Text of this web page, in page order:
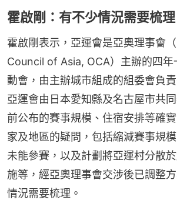
霍啟剛：有不少情況需要梳理
霍啟剛表示，亞運會是亞奧理事會
Council of Asia, OCA）主辦的四年
動會，由主辦城市組成的組委會負
亞運會由日本愛知縣及名古屋市共
前公布的賽事規模、住宿安排等確
家及地區的疑問，包括縮減賽事規
未能參賽，以及計劃將亞運村分散
施等，經亞奧理事會交涉後已調整
情況需要梳理。